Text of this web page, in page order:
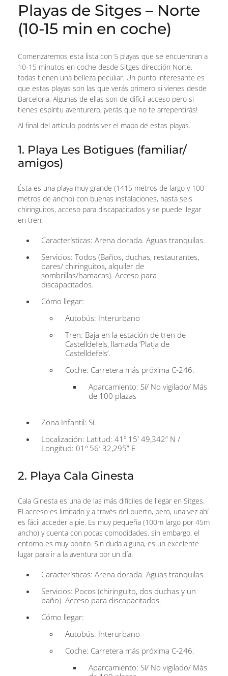
Playas de Sitges – Norte
(10-15 min en coche)
Comenzaremos esta lista con 5 playas que se encuentran a
10-15 minutos en coche desde Sitges dirección Norte,
todas tienen una belleza peculiar. Un punto interesante es
que estas playas son las que verás primero si vienes desde
Barcelona. Algunas de ellas son de difícil acceso pero si
tienes espíritu aventurero, ¡verás que no te arrepentirás!
Al final del artículo podrás ver el mapa de estas playas.
1. Playa Les Botigues (familiar/
amigos)
Ésta es una playa muy grande (1415 metros de largo y 100
metros de ancho) con buenas instalaciones, hasta seis
chiringuitos, acceso para discapacitados y se puede llegar
en tren.
Características: Arena dorada. Aguas tranquilas.
Servicios: Todos (Baños, duchas, restaurantes,
bares/ chiringuitos, alquiler de
sombrillas/hamacas). Acceso para
discapacitados.
Cómo llegar:
Autobús: Interurbano
Tren: Baja en la estación de tren de
Castelldefels, llamada ‘Platja de
Castelldefels’.
Coche: Carretera más próxima C-246.
Aparcamiento: Sí/ No vigilado/ Más
de 100 plazas
Zona Infantil: Sí.
Localización: Latitud: 41º 15′ 49,342” N /
Longitud: 01º 56′ 32,295” E
2. Playa Cala Ginesta
Cala Ginesta es una de las más difíciles de llegar en Sitges.
El acceso es limitado y a través del puerto, pero, una vez ahí
es fácil acceder a pie. Es muy pequeña (100m largo por 45m
ancho) y cuenta con pocas comodidades, sin embargo, el
entorno es muy bonito. Sin duda alguna, es un excelente
lugar para ir a la aventura por un día.
Características: Arena dorada. Aguas tranquilas.
Servicios: Pocos (chiringuito, dos duchas y un
baño). Acceso para discapacitados.
Cómo llegar:
Autobús: Interurbano
Coche: Carretera más próxima C-246.
Aparcamiento: Sí/ No vigilado/ Más